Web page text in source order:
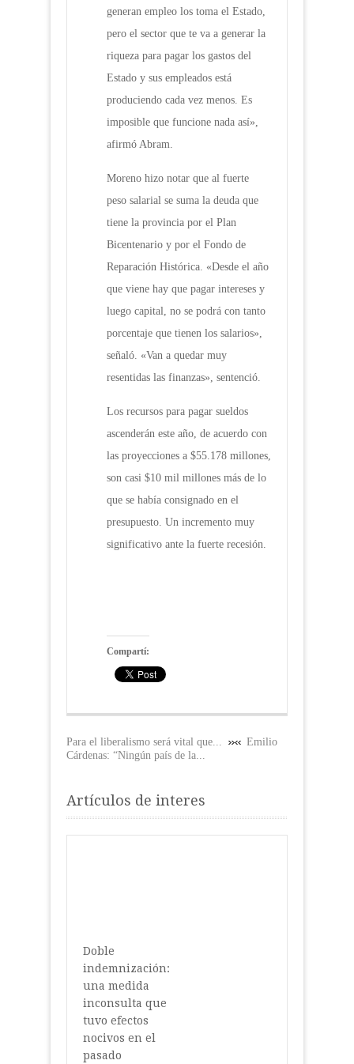
generan empleo los toma el Estado,
pero el sector que te va a generar la
riqueza para pagar los gastos del
Estado y sus empleados está
produciendo cada vez menos. Es
imposible que funcione nada así»,
afirmó Abram.
Moreno hizo notar que al fuerte
peso salarial se suma la deuda que
tiene la provincia por el Plan
Bicentenario y por el Fondo de
Reparación Histórica. «Desde el año
que viene hay que pagar intereses y
luego capital, no se podrá con tanto
porcentaje que tienen los salarios»,
señaló. «Van a quedar muy
resentidas las finanzas», sentenció.
Los recursos para pagar sueldos
ascenderán este año, de acuerdo con
las proyecciones a $55.178 millones,
son casi $10 mil millones más de lo
que se había consignado en el
presupuesto. Un incremento muy
significativo ante la fuerte recesión.
Compartí:
Para el liberalismo será vital que...
Emilio
Cárdenas: “Ningún país de la...
Artículos de interes
Doble
indemnización:
una medida
inconsulta que
tuvo efectos
nocivos en el
pasado